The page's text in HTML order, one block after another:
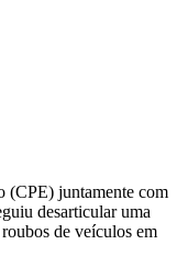
(CPE) juntamente com
desarticular uma
de veículos em